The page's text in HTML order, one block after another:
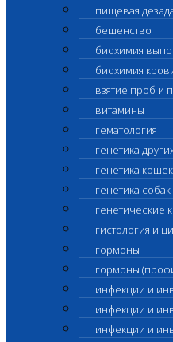
пищевая
бешенство
биохимия
биохимия
взятие проб и
витамины
гематология
генетика
генетика кошек
генетика собак
генетические
гистология и
гормоны
гормоны
инфекции и
инфекции и
инфекции и